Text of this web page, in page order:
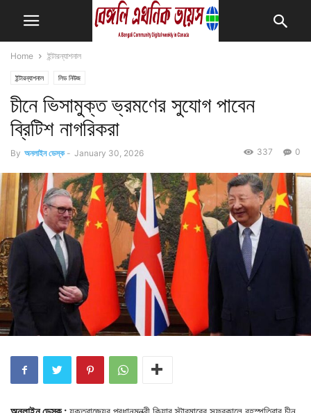
Home ইন্টারন্যাশনাল
ইন্টারন্যাশনাল লিড নিউজ
চীনে ভিসামুক্ত ভ্রমণের সুযোগ পাবেন
ব্রিটিশ নাগরিকরা
By অনলাইন ডেস্ক - January 30, 2026 0
337